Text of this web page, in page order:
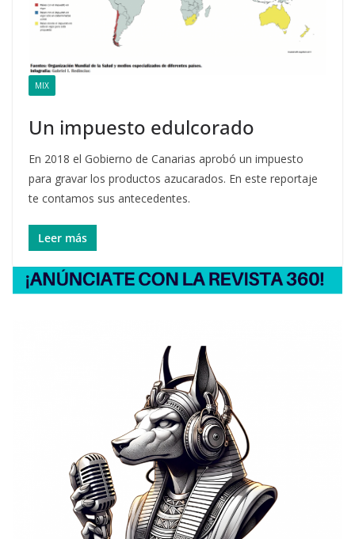
MIX
Un impuesto edulcorado
En 2018 el Gobierno de Canarias aprobó un impuesto
para gravar los productos azucarados. En este reportaje
te contamos sus antecedentes.
Leer más